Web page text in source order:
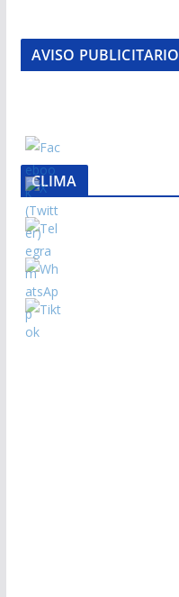
AVISO PUBLICITARIO
CLIMA